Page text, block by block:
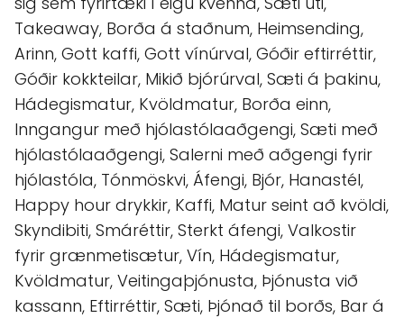
Takeaway, Borða á staðnum, Heimsending,
Arinn, Gott kaffi, Gott vínúrval, Góðir eftirréttir,
Góðir kokkteilar, Mikið bjórúrval, Sæti á þakinu,
Hádegismatur, Kvöldmatur, Borða einn,
Inngangur með hjólastólaaðgengi, Sæti með
hjólastólaaðgengi, Salerni með aðgengi fyrir
hjólastóla, Tónmöskvi, Áfengi, Bjór, Hanastél,
Happy hour drykkir, Kaffi, Matur seint að kvöldi,
Skyndibiti, Smáréttir, Sterkt áfengi, Valkostir
fyrir grænmetisætur, Vín, Hádegismatur,
Kvöldmatur, Veitingaþjónusta, Þjónusta við
kassann, Eftirréttir, Sæti, Þjónað til borðs, Bar á